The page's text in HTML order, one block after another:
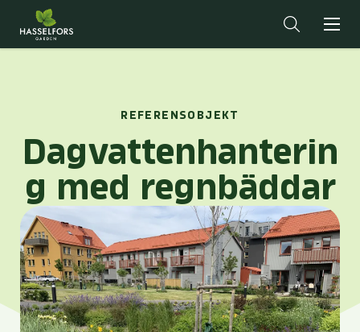
REFERENSOBJEKT
Dagvattenhanterin
g med regnbäddar